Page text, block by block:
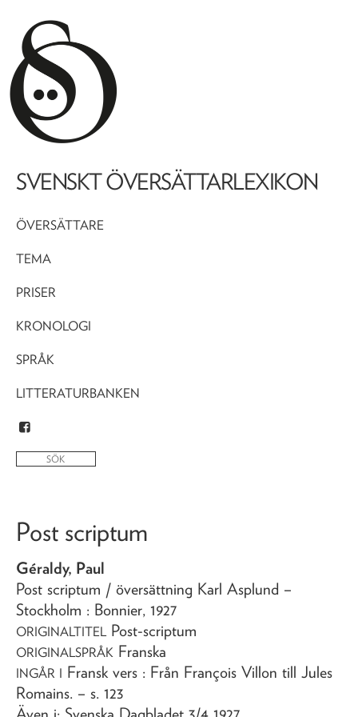
SVENSKT ÖVERSÄTTARLEXIKON
ÖVERSÄTTARE
TEMA
PRISER
KRONOLOGI
SPRÅK
LITTERATURBANKEN
Post scriptum
Géraldy, Paul
Post scriptum / översättning Karl Asplund –
Stockholm : Bonnier, 1927
ORIGINALTITEL Post-scriptum
ORIGINALSPRÅK Franska
INGÅR I Fransk vers : Från François Villon till Jules
Romains. – s. 123